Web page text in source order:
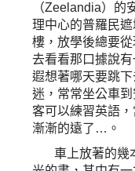
（Zeelandia）的
理中心的普羅民
樓，放學後總要
去看看那口據說
遐想著哪天要跳
迷，常常坐公車
客可以練習英語
漸漸的遠了…。
車上放著的幾